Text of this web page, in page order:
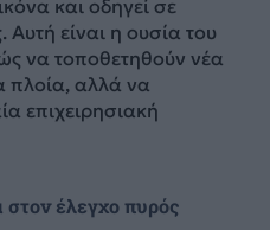
και οδηγεί σε
είναι η ουσία του
να τοποθετηθούν νέα
πλοία, αλλά να
επιχειρησιακή
στον έλεγχο πυρός